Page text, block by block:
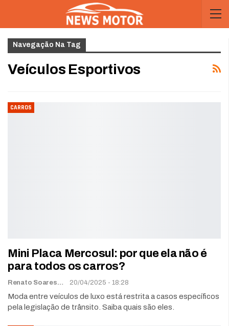
Navegação Na Tag
Veículos Esportivos
CARROS
Mini Placa Mercosul: por que ela não é
para todos os carros?
Renato Soares 20/04/2025 - 18:28
Moda entre veículos de luxo está restrita a casos específicos
pela legislação de trânsito. Saiba quais são eles.